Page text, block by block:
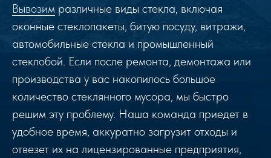
Вывозим различные виды стекла, включая
оконные стеклопакеты, битую посуду, витражи,
автомобильные стекла и промышленный
стеклобой. Если после ремонта, демонтажа или
производства у вас накопилось большое
количество стеклянного мусора, мы быстро
решим эту проблему. Наша команда приедет в
удобное время, аккуратно загрузит отходы и
отвезет их на лицензированные предприятия,